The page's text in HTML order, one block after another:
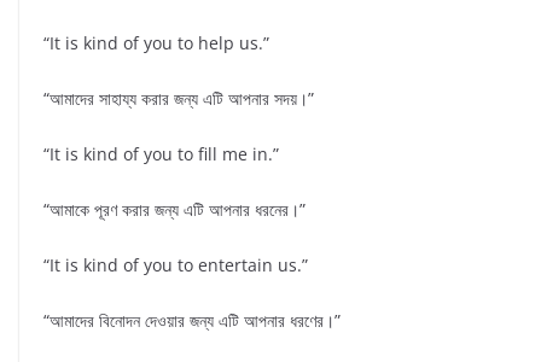
“It is kind of you to help us.”
“আমাদের সাহায্য করার জন্য এটি আপনার সদয়।”
“It is kind of you to fill me in.”
“আমাকে পূরণ করার জন্য এটি আপনার ধরনের।”
“It is kind of you to entertain us.”
“আমাদের বিনোদন দেওয়ার জন্য এটি আপনার ধরণের।”